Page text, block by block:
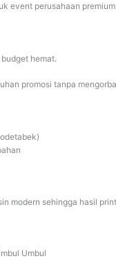
event perusahaan premium.
hemat.
promosi tanpa
modern sehingga hasil